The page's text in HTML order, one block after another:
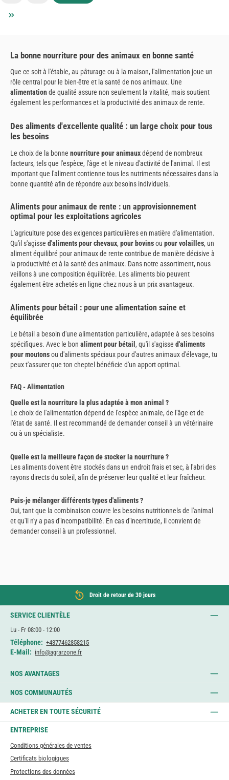
La bonne nourriture pour des animaux en bonne santé
Que ce soit à l'étable, au pâturage ou à la maison, l'alimentation joue un
rôle central pour le bien-être et la santé de nos animaux. Une
alimentationde qualité assure non seulement la vitalité, mais soutient
également les performances et la productivité des animaux de rente.
Des aliments d'excellente qualité : un large choix pour tous
les besoins
Le choix de la bonne nourriture pour animauxdépend de nombreux
facteurs, tels que l'espèce, l'âge et le niveau d'activité de l'animal. Il est
important que l'aliment contienne tous les nutriments nécessaires dans la
bonne quantité afin de répondre aux besoins individuels.
Aliments pour animaux de rente : un approvisionnement
optimal pour les exploitations agricoles
L'agriculture pose des exigences particulières en matière d'alimentation.
Qu'il s'agisse d'aliments pour chevaux, pour bovinsou pour volailles, un
aliment équilibré pour animaux de rente contribue de manière décisive à
la productivité et à la santé des animaux. Dans notre assortiment, nous
veillons à une composition équilibrée. Les aliments bio peuvent
également être achetés en ligne chez nous à un prix avantageux.
Aliments pour bétail : pour une alimentation saine et
équilibrée
Le bétail a besoin d'une alimentation particulière, adaptée à ses besoins
spécifiques. Avec le bon aliment pour bétail, qu'il s'agisse d'aliments
pour moutonsou d'aliments spéciaux pour d'autres animaux d'élevage, tu
peux t'assurer que ton cheptel bénéficie d'un apport optimal.
FAQ - Alimentation
Quelle est la nourriture la plus adaptée à mon animal ?
Le choix de l'alimentation dépend de l'espèce animale, de l'âge et de
l'état de santé. Il est recommandé de demander conseil à un vétérinaire
ou à un spécialiste.
Quelle est la meilleure façon de stocker la nourriture ?
Les aliments doivent être stockés dans un endroit frais et sec, à l'abri des
rayons directs du soleil, afin de préserver leur qualité et leur fraîcheur.
Puis-je mélanger différents types d'aliments ?
Oui, tant que la combinaison couvre les besoins nutritionnels de l'animal
et qu'il n'y a pas d'incompatibilité. En cas d'incertitude, il convient de
demander conseil à un professionnel.
Droit de retour de 30 jours
SERVICE CLIENTÈLE
Lu - Fr 08:00 - 12:00
Téléphone: +4377462858215
E-Mail: info@agrarzone.fr
NOS AVANTAGES
NOS COMMUNAUTÉS
ACHETER EN TOUTE SÉCURITÉ
ENTREPRISE
Conditions générales de ventes
Certificats biologiques
Protections des données